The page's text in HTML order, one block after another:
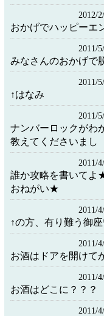
2012/
おかげでハッピーエ
2011/
みなさんのおかげで
2011/
↑はなみ
2011/
ナンバーロックがわ
教えてくださいま
2011/
誰か攻略を書いてよ
おねがい★
2011/
↑の方、有り難う御
2011/
お酒はドアを開けて
2011/
お酒はどこに？？？
2011/